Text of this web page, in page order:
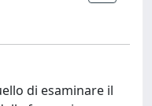
di esaminare il